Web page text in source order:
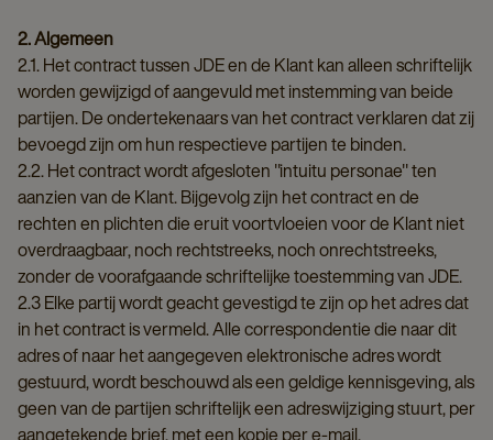
2. Algemeen
2.1. Het contract tussen JDE en de Klant kan alleen schriftelijk
worden gewijzigd of aangevuld met instemming van beide
partijen. De ondertekenaars van het contract verklaren dat zij
bevoegd zijn om hun respectieve partijen te binden.
2.2. Het contract wordt afgesloten "intuitu personae" ten
aanzien van de Klant. Bijgevolg zijn het contract en de
rechten en plichten die eruit voortvloeien voor de Klant niet
overdraagbaar, noch rechtstreeks, noch onrechtstreeks,
zonder de voorafgaande schriftelijke toestemming van JDE.
2.3 Elke partij wordt geacht gevestigd te zijn op het adres dat
in het contract is vermeld. Alle correspondentie die naar dit
adres of naar het aangegeven elektronische adres wordt
gestuurd, wordt beschouwd als een geldige kennisgeving, als
geen van de partijen schriftelijk een adreswijziging stuurt, per
aangetekende brief, met een kopie per e-mail.